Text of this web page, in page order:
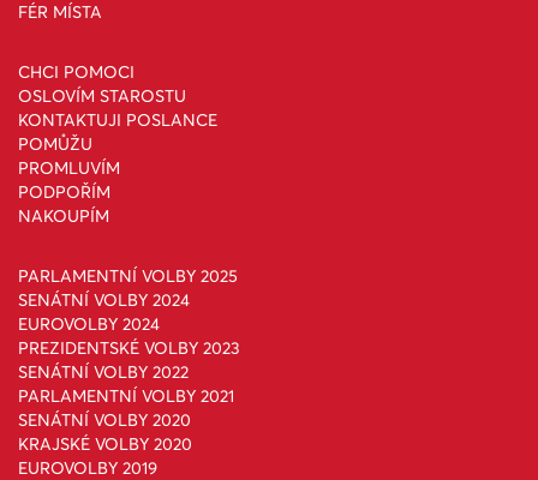
FÉR MÍSTA
CHCI POMOCI
OSLOVÍM STAROSTU
KONTAKTUJI POSLANCE
POMŮŽU
PROMLUVÍM
PODPOŘÍM
NAKOUPÍM
PARLAMENTNÍ VOLBY 2025
SENÁTNÍ VOLBY 2024
EUROVOLBY 2024
PREZIDENTSKÉ VOLBY 2023
SENÁTNÍ VOLBY 2022
PARLAMENTNÍ VOLBY 2021
SENÁTNÍ VOLBY 2020
KRAJSKÉ VOLBY 2020
EUROVOLBY 2019